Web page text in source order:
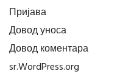
Пријава
Довод уноса
Довод коментара
sr.WordPress.org